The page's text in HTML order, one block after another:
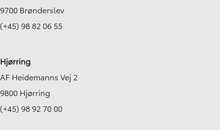
9700 Brønderslev
(+45) 98 82 06 55
Hjørring
AF Heidemanns Vej 2
9800 Hjørring
(+45) 98 92 70 00